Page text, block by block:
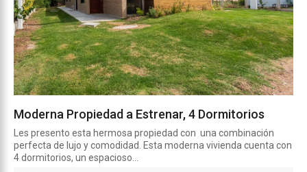
Moderna Propiedad a Estrenar, 4 Dormitorios
Les presento esta hermosa propiedad con una combinación
perfecta de lujo y comodidad. Esta moderna vivienda cuenta con
4 dormitorios, un espacioso...